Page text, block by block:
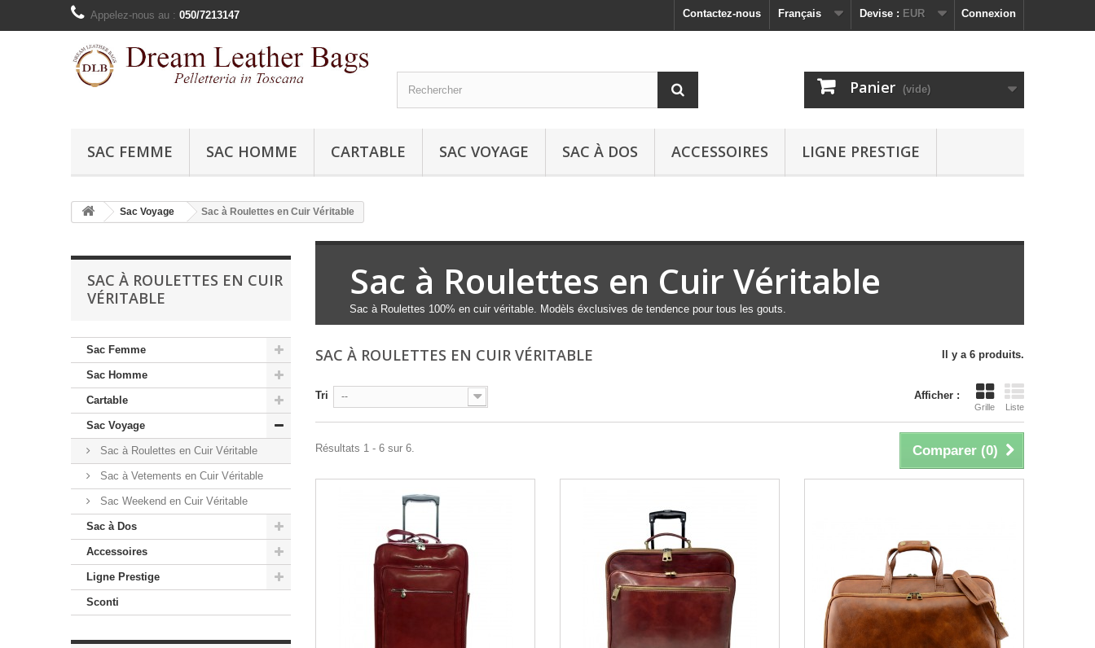
Connexion
Devise : EUR
Français
Contactez-nous
Appelez-nous au : 050/7213147
Panier (vide)
SAC FEMME SAC HOMME CARTABLE SAC VOYAGE SAC À DOS ACCESSOIRES LIGNE PRESTIGE
Sac Voyage Sac à Roulettes en Cuir Véritable
SAC À ROULETTES EN CUIR
VÉRITABLE
Sac Femme
Sac Homme
Cartable
Sac Voyage
Sac à Roulettes en Cuir Véritable
Sac à Vetements en Cuir Véritable
Sac Weekend en Cuir Véritable
Sac à Dos
Accessoires
Ligne Prestige
Sconti
Sac à Roulettes en Cuir Véritable
Sac à Roulettes 100% en cuir véritable. Modèls éxclusives de tendence pour tous les gouts.
SAC À ROULETTES EN CUIR VÉRITABLE Il y a 6 produits.
Afficher :
Grille Liste
Tri --
Comparer (0)
Résultats 1 - 6 sur 6.